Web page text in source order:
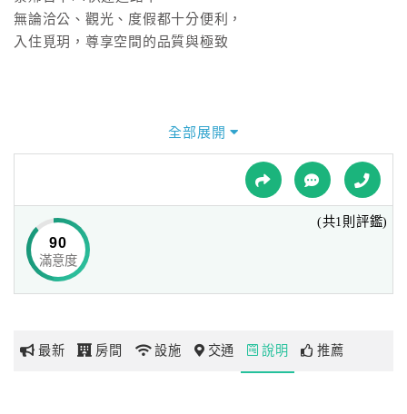
特
色
民
球
網
玩
無論洽公、觀光、度假都十分便利，
入住覓玥，尊享空間的品質與極致
全部展開
90
滿意度
(共1則評鑑)
最新 房間 設施 交通 說明 推薦